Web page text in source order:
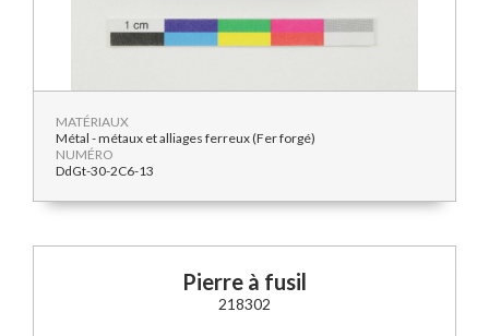
MATÉRIAUX
Métal - métaux et alliages ferreux (Fer forgé)
NUMÉRO
DdGt-30-2C6-13
Pierre à fusil
218302